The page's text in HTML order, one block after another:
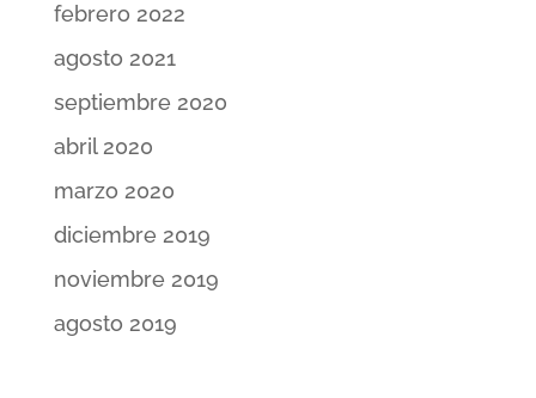
febrero 2022
agosto 2021
septiembre 2020
abril 2020
marzo 2020
diciembre 2019
noviembre 2019
agosto 2019